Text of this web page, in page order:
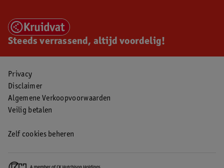
Steeds verrassend, altijd voordelig!
Privacy
Disclaimer
Algemene Verkoopvoorwaarden
Veilig betalen
Zelf cookies beheren